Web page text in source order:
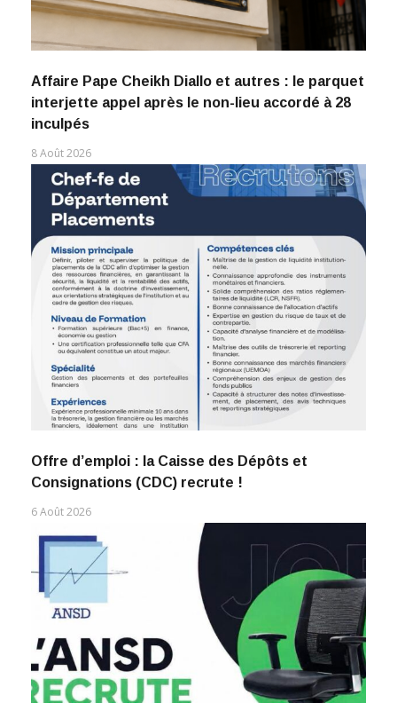
Affaire Pape Cheikh Diallo et autres : le parquet
interjette appel après le non-lieu accordé à 28
inculpés
8 Août 2026
Offre d’emploi : la Caisse des Dépôts et
Consignations (CDC) recrute !
6 Août 2026